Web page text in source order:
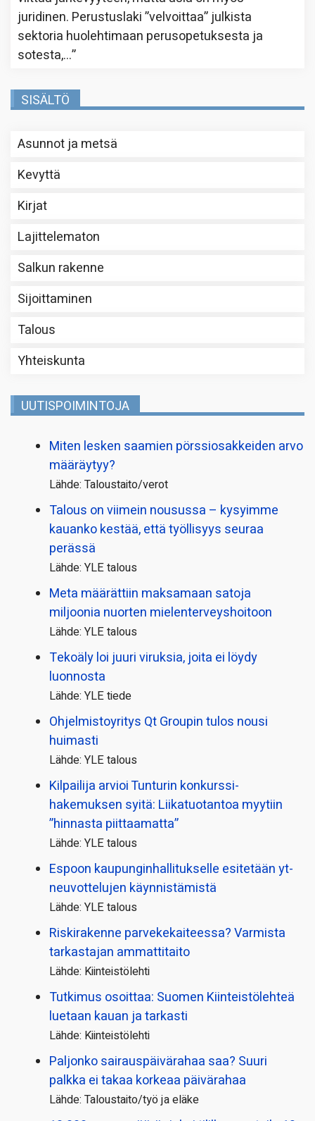
juridinen. Perustuslaki ”velvoittaa” julkista
sektoria huolehtimaan perusopetuksesta ja
sotesta,…”
SISÄLTÖ
Asunnot ja metsä
Kevyttä
Kirjat
Lajittelematon
Salkun rakenne
Sijoittaminen
Talous
Yhteiskunta
UUTISPOIMINTOJA
Miten lesken saamien pörssi­osakkeiden arvo
määräytyy?
Lähde: Taloustaito/verot
Talous on viimein nousussa – kysyimme
kauanko kestää, että työllisyys seuraa
perässä
Lähde: YLE talous
Meta määrättiin maksamaan satoja
miljoonia nuorten mielenterveyshoitoon
Lähde: YLE talous
Tekoäly loi juuri viruksia, joita ei löydy
luonnosta
Lähde: YLE tiede
Ohjelmistoyritys Qt Groupin tulos nousi
huimasti
Lähde: YLE talous
Kilpailija arvioi Tunturin konkurssi­
hakemuksen syitä: Liikatuotantoa myytiin
”hinnasta piittaamatta”
Lähde: YLE talous
Espoon kaupungin­hallitukselle esitetään yt-
neuvottelujen käynnistämistä
Lähde: YLE talous
Riskirakenne parvekekaiteessa? Varmista
tarkastajan ammattitaito
Lähde: Kiinteistölehti
Tutkimus osoittaa: Suomen Kiinteistölehteä
luetaan kauan ja tarkasti
Lähde: Kiinteistölehti
Paljonko sairauspäivä­rahaa saa? Suuri
palkka ei takaa korkeaa päivärahaa
Lähde: Taloustaito/työ ja eläke